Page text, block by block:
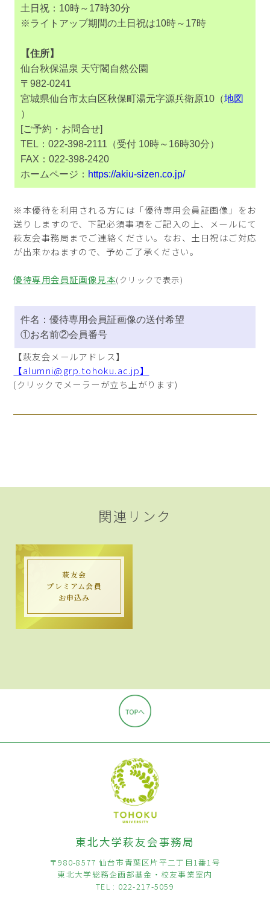
土日祝：10時～17時30分
※ライトアップ期間の土日祝は10時～17時
【住所】
仙台秋保温泉 天守閣自然公園
〒982-0241
宮城県仙台市太白区秋保町湯元字源兵衛原10（地図
）
[ご予約・お問合せ]
TEL：022-398-2111（受付 10時～16時30分）
FAX：022-398-2420
ホームページ： https://akiu-sizen.co.jp/
※本優待を利用される方には「優待専用会員証画像」をお
送りしますので、下記必須事項をご記入の上、メールにて
萩友会事務局までご連絡ください。なお、土日祝はご対応
が出来かねますので、予めご了承ください。
優待専用会員証画像見本(クリックで表示)
件名：優待専用会員証画像の送付希望
①お名前②会員番号
【萩友会メールアドレス】
【alumni@grp.tohoku.ac.jp】
(クリックでメーラーが立ち上がります)
関連リンク
萩友会
プレミアム会員
お申込み
東北大学萩友会事務局
〒980-8577 仙台市青葉区片平二丁目1番1号
東北大学総務企画部基金・校友事業室内
TEL : 022-217-5059